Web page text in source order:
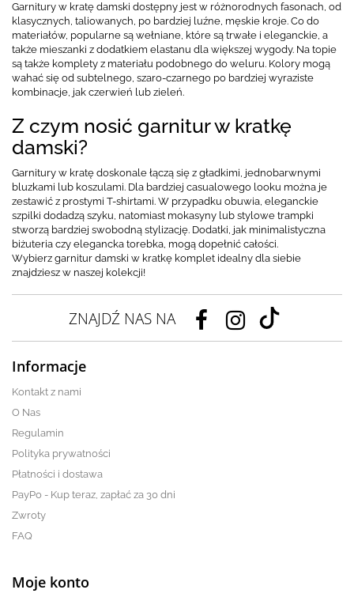
Garnitury w kratę damski dostępny jest w różnorodnych fasonach, od
klasycznych, taliowanych, po bardziej luźne, męskie kroje. Co do
materiałów, popularne są wełniane, które są trwałe i eleganckie, a
także mieszanki z dodatkiem elastanu dla większej wygody. Na topie
są także komplety z materiału podobnego do weluru. Kolory mogą
wahać się od subtelnego, szaro-czarnego po bardziej wyraziste
kombinacje, jak czerwień lub zieleń.
Z czym nosić garnitur w kratkę
damski?
Garnitury w kratę doskonale łączą się z gładkimi, jednobarwnymi
bluzkami lub koszulami. Dla bardziej casualowego looku można je
zestawić z prostymi T-shirtami. W przypadku obuwia, eleganckie
szpilki dodadzą szyku, natomiast mokasyny lub stylowe trampki
stworzą bardziej swobodną stylizację. Dodatki, jak minimalistyczna
biżuteria czy elegancka torebka, mogą dopełnić całości.
Wybierz garnitur damski w kratkę komplet idealny dla siebie
znajdziesz w naszej kolekcji!
ZNAJDŹ NAS NA
Informacje
Kontakt z nami
O Nas
Regulamin
Polityka prywatności
Płatności i dostawa
PayPo - Kup teraz, zapłać za 30 dni
Zwroty
FAQ
Moje konto